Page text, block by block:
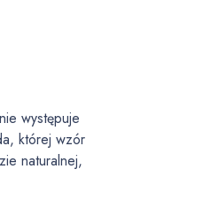
występuje
której wzór
naturalnej,